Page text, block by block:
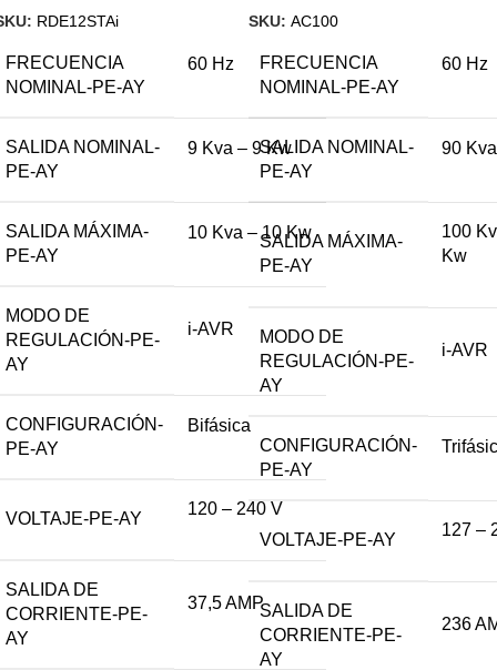
RDE12STAi
FRECUENCIA
NOMINAL-PE-AY
60 Hz
SALIDA NOMINAL-
PE-AY
9 Kva – 9 Kw
SALIDA MÁXIMA-
PE-AY
10 Kva – 10 Kw
MODO DE
REGULACIÓN-PE-
AY
i-AVR
CONFIGURACIÓN-
PE-AY
Bifásica
VOLTAJE-PE-AY
120 – 240 V
SALIDA DE
CORRIENTE-PE-
AY
37,5 AMP
SKU: AC100
FRECUENCIA
NOMINAL-PE-AY
60 Hz
SALIDA NOMINAL-
PE-AY
90
SALIDA MÁXIMA-
PE-AY
100
Kw
MODO DE
REGULACIÓN-PE-
AY
i-AVR
CONFIGURACIÓN-
PE-AY
VOLTAJE-PE-AY
127 –
SALIDA DE
CORRIENTE-PE-
AY
236